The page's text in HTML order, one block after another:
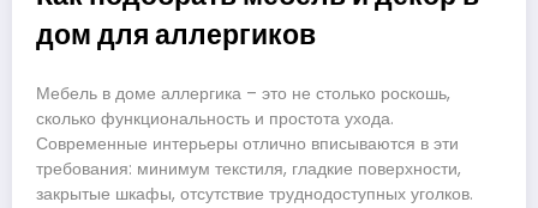
дом для аллергиков
Мебель в доме аллергика – это не столько роскошь,
сколько функциональность и простота ухода.
Современные интерьеры отлично вписываются в эти
требования: минимум текстиля, гладкие поверхности,
закрытые шкафы, отсутствие труднодоступных уголков.